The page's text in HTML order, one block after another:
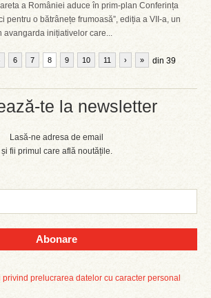
te la newsletter
Lasă-ne adresa de email
și fii primul care află noutățile.
Abonare
prelucrarea datelor cu caracter personal
a României aduce în prim-plan Conferința
pentru o bătrânețe frumoasă”, ediția a VII-a, un
avangarda inițiativelor care...
6 7 8 9 10 11 din 39
› »